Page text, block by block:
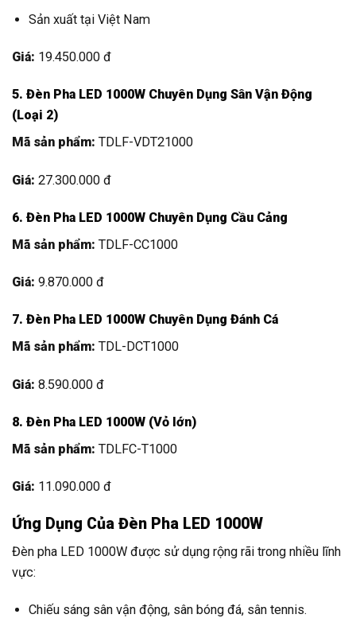
Sản xuất tại Việt Nam
Giá: 19.450.000 đ
5. Đèn Pha LED 1000W Chuyên Dụng Sân Vận Động
(Loại 2)
Mã sản phẩm: TDLF-VDT21000
Giá: 27.300.000 đ
6. Đèn Pha LED 1000W Chuyên Dụng Cầu Cảng
Mã sản phẩm: TDLF-CC1000
Giá: 9.870.000 đ
7. Đèn Pha LED 1000W Chuyên Dụng Đánh Cá
Mã sản phẩm: TDL-DCT1000
Giá: 8.590.000 đ
8. Đèn Pha LED 1000W (Vỏ lớn)
Mã sản phẩm: TDLFC-T1000
Giá: 11.090.000 đ
Ứng Dụng Của Đèn Pha LED 1000W
Đèn pha LED 1000W được sử dụng rộng rãi trong nhiều lĩnh
vực:
Chiếu sáng sân vận động, sân bóng đá, sân tennis.